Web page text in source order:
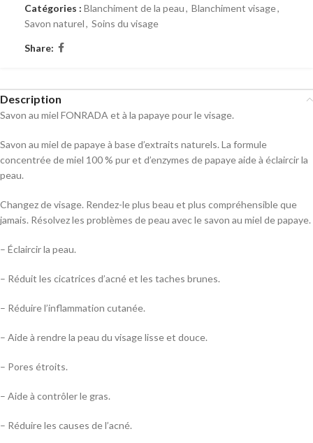
Catégories : Blanchiment de la peau, Blanchiment visage,
Savon naturel, Soins du visage
Share:
Description
Savon au miel FONRADA et à la papaye pour le visage.
Savon au miel de papaye à base d’extraits naturels. La formule
concentrée de miel 100 % pur et d’enzymes de papaye aide à éclaircir la
peau.
Changez de visage. Rendez-le plus beau et plus compréhensible que
jamais. Résolvez les problèmes de peau avec le savon au miel de papaye.
– Éclaircir la peau.
– Réduit les cicatrices d’acné et les taches brunes.
– Réduire l’inflammation cutanée.
– Aide à rendre la peau du visage lisse et douce.
– Pores étroits.
– Aide à contrôler le gras.
– Réduire les causes de l’acné.